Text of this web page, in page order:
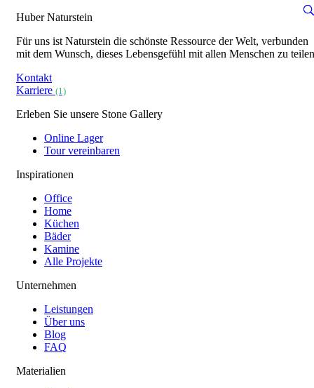
Huber Naturstein
Für uns ist Naturstein die schönste Ressource der Welt, verbunden
mit dem Wunsch, dieses Lebensgefühl mit allen Menschen zu
Kontakt
Karriere (1)
Erleben Sie unsere Stone Gallery
Online Lager
Tour vereinbaren
Inspirationen
Office
Home
Küchen
Bäder
Kamine
Alle Projekte
Unternehmen
Leistungen
Über uns
Blog
FAQ
Materialien